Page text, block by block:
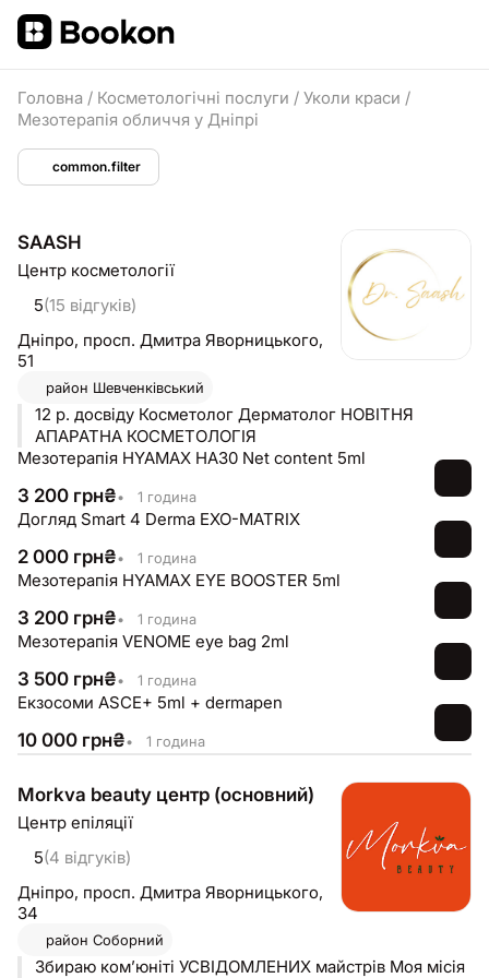
Головна / Косметологічні послуги / Уколи краси /
Мезотерапія обличчя у Дніпрі
common.filter
SAASH
Центр косметології
5(15 відгуків)
Дніпро, просп. Дмитра Яворницького,
51
район Шевченківський
12 р. досвіду Косметолог Дерматолог НОВІТНЯ
АПАРАТНА КОСМЕТОЛОГІЯ
Мезотерапія HYAMAX HA30 Net content 5ml
3 200 грн₴• 1 година
Догляд Smart 4 Derma EXO-MATRIX
2 000 грн₴• 1 година
Мезотерапія HYAMAX EYE BOOSTER 5ml
3 200 грн₴• 1 година
Мезотерапія VENOME eye bag 2ml
3 500 грн₴• 1 година
Екзосоми ASCE+ 5ml + dermapen
10 000 грн₴• 1 година
Morkva beauty центр (основний)
Центр епіляції
5(4 відгуків)
Дніпро, просп. Дмитра Яворницького,
34
район Соборний
Збираю комʼюніті УСВІДОМЛЕНИХ майстрів Моя місія